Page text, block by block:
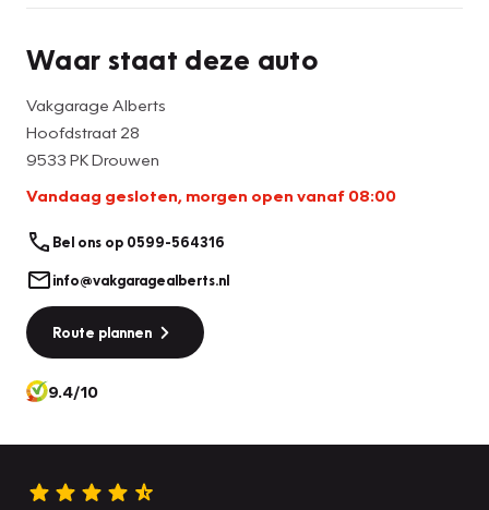
Waar staat deze auto
Vakgarage Alberts
Hoofdstraat 28
9533 PK Drouwen
Vandaag gesloten, morgen open vanaf 08:00
Bel ons op 0599-564316
info@vakgaragealberts.nl
Route plannen
9.4/10